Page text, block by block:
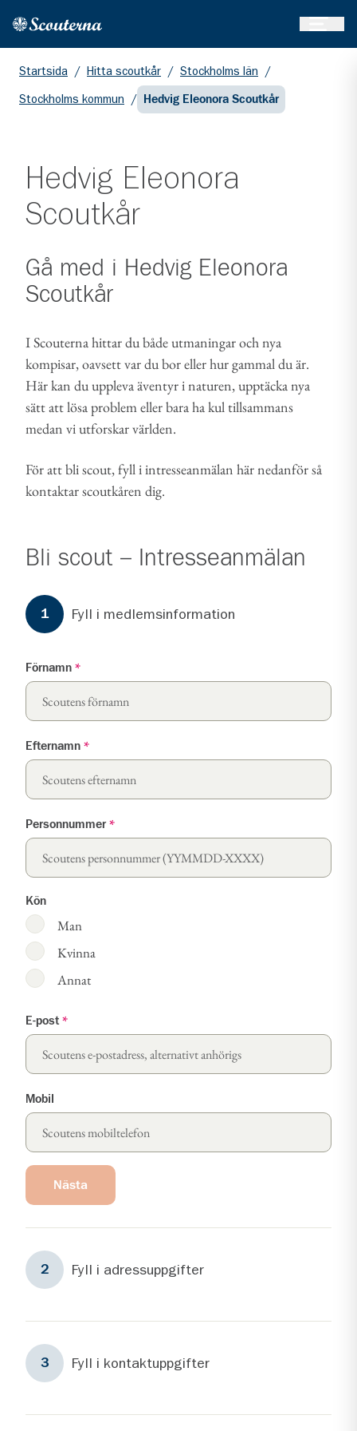
Hem
Startsida / Hitta scoutkår / Stockholms län /
Stockholms kommun / Hedvig Eleonora Scoutkår
Hedvig Eleonora
Scoutkår
Gå med i Hedvig Eleonora
Scoutkår
I Scouterna hittar du både utmaningar och nya
kompisar, oavsett var du bor eller hur gammal du är.
Här kan du uppleva äventyr i naturen, upptäcka nya
sätt att lösa problem eller bara ha kul tillsammans
medan vi utforskar världen.
För att bli scout, fyll i intresseanmälan här nedanför så
kontaktar scoutkåren dig.
Bli scout – Intresseanmälan
Formuläret har steg.
1 Steg1
Fyll i medlemsinformation
Förnamn *
Efternamn *
Personnummer *
Kön
Man
Kvinna
Annat
E-post *
Mobil
Nästa
2 Steg2
Fyll i adressuppgifter
3 Steg3
Fyll i kontaktuppgifter